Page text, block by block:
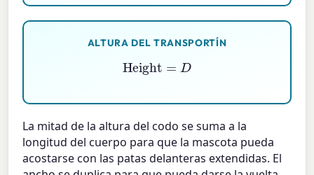
ALTURA DEL TRANSPORTÍN
Height= D
La mitad de la altura del codo se suma a la
longitud del cuerpo para que la mascota pueda
acostarse con las patas delanteras extendidas. El